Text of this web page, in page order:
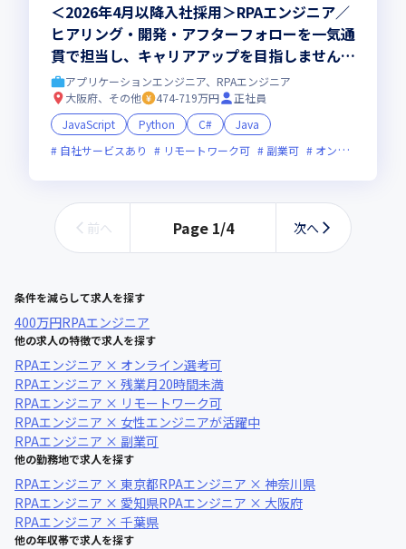
＜2026年4月以降入社採用＞RPAエンジニア／
ヒアリング・開発・アフターフォローを一気通
貫で担当し、キャリアアップを目指しません
か？アプリケーションエンジニア、RPAエンジニア
大阪府、その他
474-719万円
正社員
JavaScript
Python C#
Java
自社サービスあり
リモートワーク可 副業可 オンライン選考可
前へ Page 1/4 次へ
条件を減らして求人を探す
400万円RPAエンジニア
他の求人の特徴で求人を探す
RPAエンジニア × オンライン選考可
RPAエンジニア × 残業月20時間未満
RPAエンジニア × リモートワーク可
RPAエンジニア × 女性エンジニアが活躍中
RPAエンジニア × 副業可
他の勤務地で求人を探す
RPAエンジニア × 東京都RPAエンジニア × 神奈川県
RPAエンジニア × 愛知県RPAエンジニア × 大阪府
RPAエンジニア × 千葉県
他の年収帯で求人を探す